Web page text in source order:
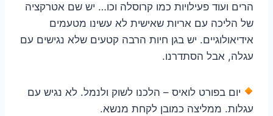
הרים ועוד פעילויות כמו קרוסלה וכו… יש שם אטרקציה
של הליכה עם אריות שאישית לא עשינו מטעמים
אידיאולוגיים. יש בגן חיות הרבה קטעים שלא נגישים עם
עגלה, אבל הסתדרנו.
יום בפורט לואיס – הלכנו לשוק ולנמל. לא נגיש עם
עגלות. ממליצה כמובן לקחת מנשא.